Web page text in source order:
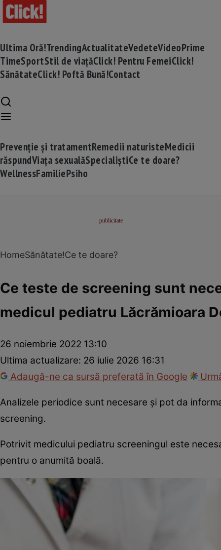
Ultima Oră!TrendingActualitateVedeteVideoPrime
TimeSportStil de viațăClick! Pentru FemeiClick!
SănătateClick! Poftă Bună!Contact
Prevenție și tratamentRemedii naturisteMedicii
răspundViața sexualăSpecialiștiCe te doare?
WellnessFamiliePsiho
HomeSănătate!Ce te doare?
Ce teste de screening sunt
medicul pediatru Lăcrămioara
26 noiembrie 2022 13:10
Ultima actualizare: 26 iulie 2026 16:31
Adaugă-ne ca sursă preferată în Google
Analizele periodice sunt necesare și pot da
screening.
Potrivit medicului pediatru screeningul este
pentru o anumită boală.